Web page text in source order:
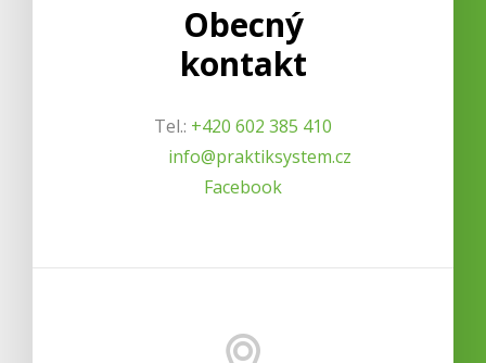
Obecný
kontakt
Tel.: +420 602 385 410
info@praktiksystem.cz
Facebook